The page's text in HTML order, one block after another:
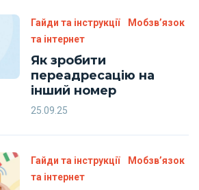
Гайди та інструкції
Мобзв’язок
та інтернет
Як зробити
переадресацію на
інший номер
25.09.25
Гайди та інструкції
Мобзв’язок
та інтернет